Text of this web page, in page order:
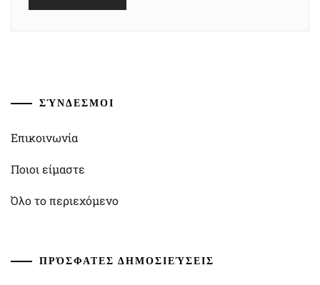
ΣΎΝΔΕΣΜΟΙ
Επικοινωνία
Ποιοι είμαστε
Όλο το περιεχόμενο
ΠΡΌΣΦΑΤΕΣ ΔΗΜΟΣΙΕΎΣΕΙΣ